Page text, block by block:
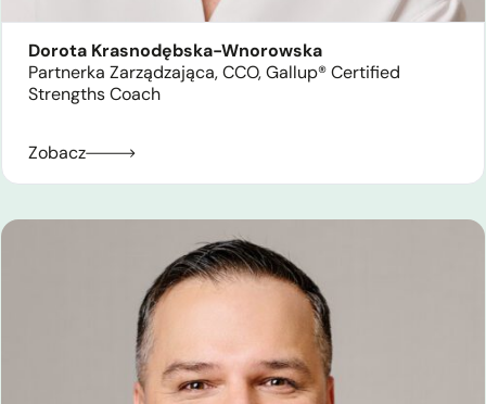
Dorota Krasnodębska-Wnorowska
Partnerka Zarządzająca, CCO, Gallup® Certified
Strengths Coach
Zobacz